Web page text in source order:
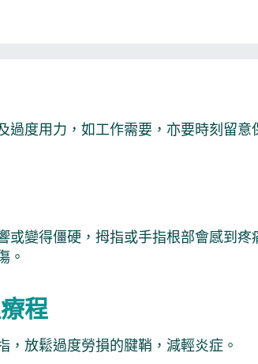
度用力，如工作需要，亦要時刻留意
變得僵硬，拇指或手指根部會感到疼
。
程
放鬆過度勞損的腱鞘，減輕炎症。